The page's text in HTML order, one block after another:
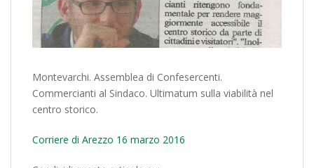
Montevarchi. Assemblea di Confesercenti.
Commercianti al Sindaco. Ultimatum sulla viabilità nel
centro storico.
Corriere di Arezzo 16 marzo 2016